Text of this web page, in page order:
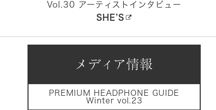
Vol.30 アーティストインタビュー
SHE’S
PREMIUM HEADPHONE GUIDE
Winter vol.23